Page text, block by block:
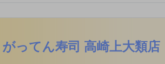
がってん寿司 高崎上大類店